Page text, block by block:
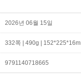
2026년 06월 15일
332쪽 | 490g |
9791140718665